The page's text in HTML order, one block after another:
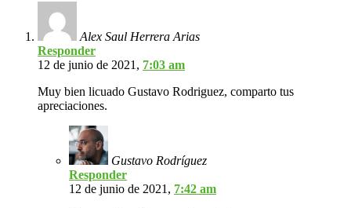
Alex Saul Herrera Arias
Responder
12 de junio de 2021, 7:03 am
Muy bien licuado Gustavo Rodriguez, comparto tus
apreciaciones.
Gustavo Rodríguez
Responder
12 de junio de 2021, 7:42 am